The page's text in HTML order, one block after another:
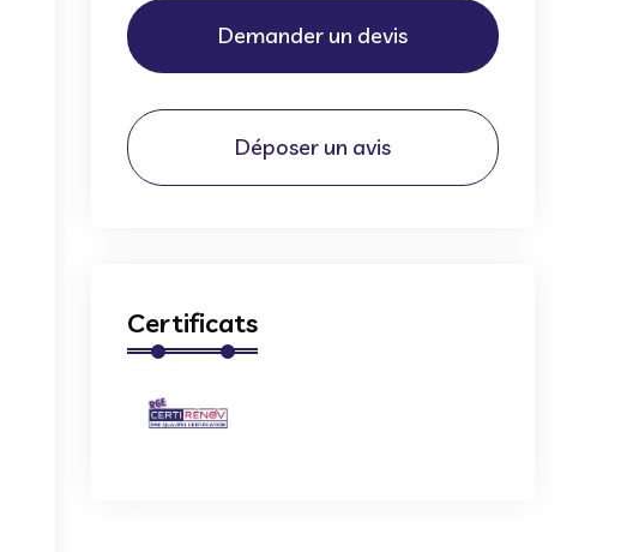
Demander un devis
Déposer un avis
Certificats